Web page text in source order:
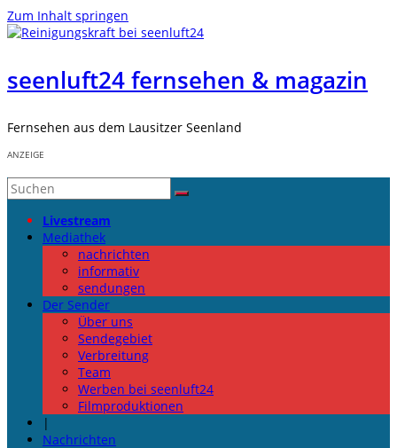
Zum Inhalt springen
seenluft24 fernsehen & magazin
Fernsehen aus dem Lausitzer Seenland
ANZEIGE
Livestream
Mediathek
nachrichten
informativ
sendungen
Der Sender
Über uns
Sendegebiet
Verbreitung
Team
Werben bei seenluft24
Filmproduktionen
|
Nachrichten